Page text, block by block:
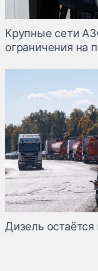
Крупные сети
ограничения на
Дизель остаётся